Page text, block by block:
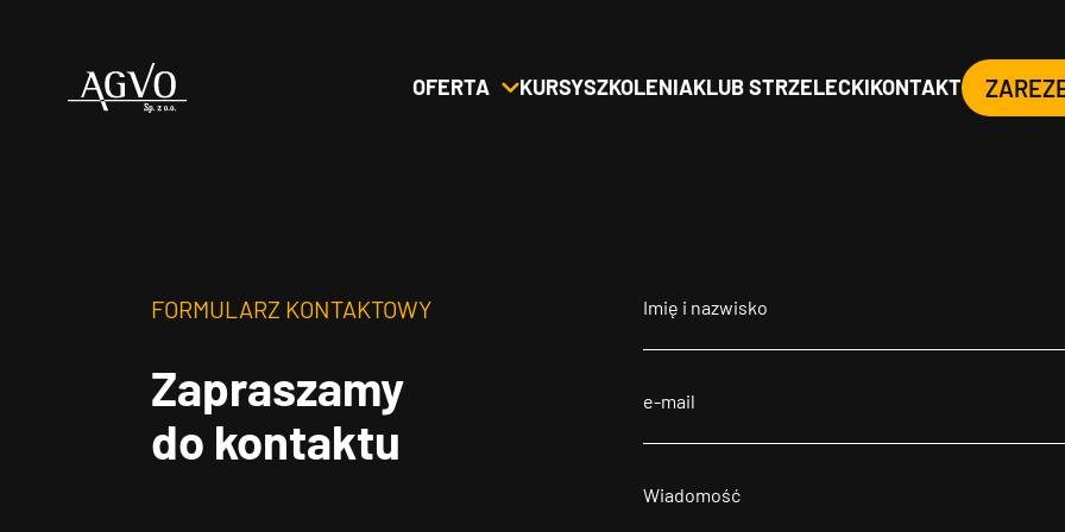
Header
OFERTA KURSYSZKOLENIAKLUB STRZELECKIKONTAKT
FORMULARZ KONTAKTOWY
Zapraszamy
do kontaktu